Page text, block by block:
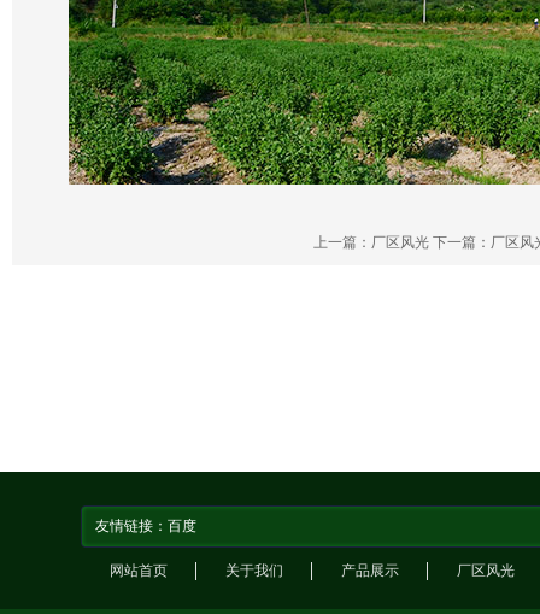
上一篇：厂区风光 下一篇：厂区风
友情链接： 百度
网站首页 关于我们 产品展示 厂区风光